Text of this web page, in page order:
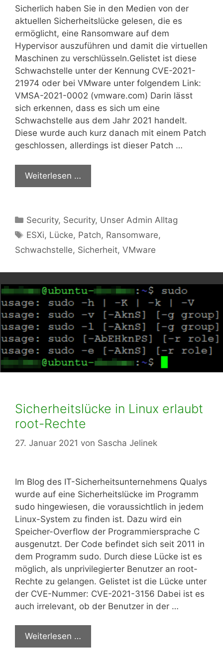
Sicherlich haben Sie in den Medien von der
aktuellen Sicherheitslücke gelesen, die es
ermöglicht, eine Ransomware auf dem
Hypervisor auszuführen und damit die virtuellen
Maschinen zu verschlüsseln.Gelistet ist diese
Schwachstelle unter der Kennung CVE-2021-
21974 oder bei VMware unter folgendem Link:
VMSA-2021-0002 (vmware.com) Darin lässt
sich erkennen, dass es sich um eine
Schwachstelle aus dem Jahr 2021 handelt.
Diese wurde auch kurz danach mit einem Patch
geschlossen, allerdings ist dieser Patch …
Weiterlesen …
Kategorien
Security, Security, Unser Admin Alltag
Schlagwörter
ESXi, Lücke, Patch, Ransomware,
Schwachstelle, Sicherheit, VMware
Sicherheitslücke in Linux erlaubt
root-Rechte
27. Januar 2021 von Sascha Jelinek
Im Blog des IT-Sicherheitsunternehmens Qualys
wurde auf eine Sicherheitslücke im Programm
sudo hingewiesen, die voraussichtlich in jedem
Linux-System zu finden ist. Dazu wird ein
Speicher-Overflow der Programmiersprache C
ausgenutzt. Der Code befindet sich seit 2011 in
dem Programm sudo. Durch diese Lücke ist es
möglich, als unprivilegierter Benutzer an root-
Rechte zu gelangen. Gelistet ist die Lücke unter
der CVE-Nummer: CVE-2021-3156 Dabei ist es
auch irrelevant, ob der Benutzer in der …
Weiterlesen …